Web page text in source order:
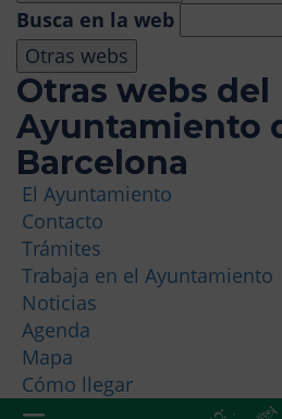
Busca en la web
Otras webs
Otras webs del
Ayuntamiento
Barcelona
El Ayuntamiento
Contacto
Trámites
Trabaja en el Ayuntamiento
Noticias
Agenda
Mapa
Cómo llegar
ÁREA PANORÁMICA
MASÍA TIBIDABO
FUNICULAR
TIBICLUB
¿QUIÉNES SOMOS?
MÁS PRODUCTOS